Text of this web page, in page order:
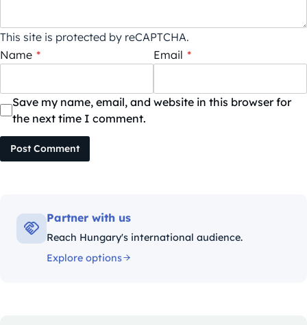
This site is protected by reCAPTCHA.
Name * Email *
Save my name, email, and website in this browser for
the next time I comment.
Post Comment
Partner with us
Reach Hungary's international audience.
Explore options